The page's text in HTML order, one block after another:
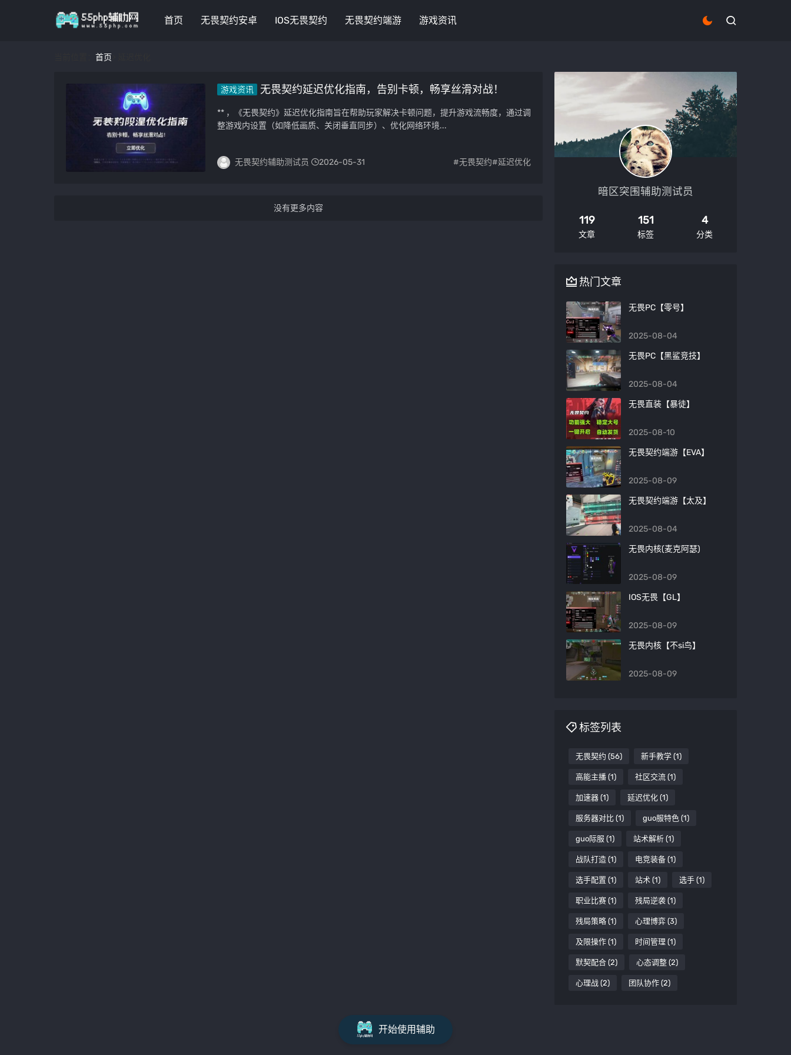
开始使用辅助
首页 无畏契约安卓 IOS无畏契约 无畏契约端游 游戏资讯
首页
游戏资讯 无畏契约延迟优化指南，告别卡顿，畅享丝滑对战！
** ，《无畏契约》延迟优化指南旨在帮助玩家解决卡顿问题，提升游戏流畅度，通过调
整游戏内设置（如降低画质、关闭垂直同步）、优化网络环境...
无畏契约辅助测试员 2026-05-31 #无畏契约#延迟优化
没有更多内容
暗区突围辅助测试员
119
文章
151
标签
4
分类
热门文章
无畏PC【零号】
2025-08-04
无畏PC【黑鲨竞技】
2025-08-04
无畏直装【暴徒】
2025-08-10
无畏契约端游【EVA】
2025-08-09
无畏契约端游【太及】
2025-08-04
无畏内核(麦克阿瑟)
2025-08-09
IOS无畏【GL】
2025-08-09
无畏内核【不si鸟】
2025-08-09
标签列表
无畏契约 (56) 新手教学 (1)
高能主播 (1) 社区交流 (1)
加速器 (1) 延迟优化 (1)
服务器对比 (1) guo服特色 (1)
guo际服 (1) 站术解析 (1)
战队打造 (1) 电竞装备 (1)
选手配置 (1) 站术 (1) 选手 (1)
职业比赛 (1) 残局逆袭 (1)
残局策略 (1) 心理博弈 (3)
及限操作 (1) 时间管理 (1)
默契配合 (2) 心态调整 (2)
心理战 (2) 团队协作 (2)